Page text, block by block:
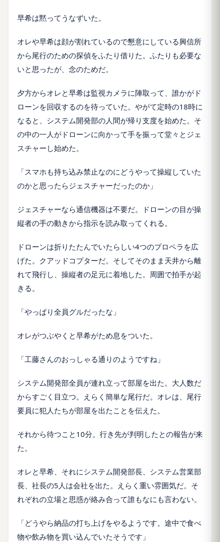
早希は黙ってうなずいた。
オレや早希は顔が割れているので懇意にしている興信所
から尾行のための探偵をふたり借りた。ふたりも必要な
いと思ったが、念のためだ。
夕方からオレと早希は監視カメラに陣取って、誰かがド
ローンを回収するのを待っていた。やがて定時の18時に
なると、システム開発部の人間が帰り支度を始めた。そ
の中の一人がドローンに向かって手を振って堂々とジェ
スチャーし始めた。
「スマホも持ち込み禁止なのにどうやって操縦していた
のかと思ったらジェスチャーだったのか」
ジェスチャーなら通信機器は不要だ。ドローンの目が操
縦者の手の動きから指示を読み取ってくれる。
ドローンは折りたたんでいたらしい4つのプロペラを広
げた。クアッドコプターだ。そしてそのまま天井から離
れて飛行し、操縦者の足元に着地した。周囲で拍手が起
きる。
「やっぱり全員グルだったな」
オレがつぶやくと早希がため息をついた。
「工藤さんのおっしゃる通りのようですね」
システム開発部全員が連れ立って部屋を出た。大人数だ
からすごく目立つ。えらく簡単な尾行だ。オレは、尾行
要員に犯人たちが部屋を出たことを伝えた。
それから待つこと10分。行き先が判明したとの報告が来
た。
オレと早希、それにシステム開発部長、システム営業部
長、社長の5人は会社を出た。えらく重い雰囲気だ。そ
れぞれの立場と思惑が絡み合って誰もなにも言わない。
「どうやら納品の打ち上げをやるようです。途中で食べ
物や飲み物を買い込んでいたそうです」